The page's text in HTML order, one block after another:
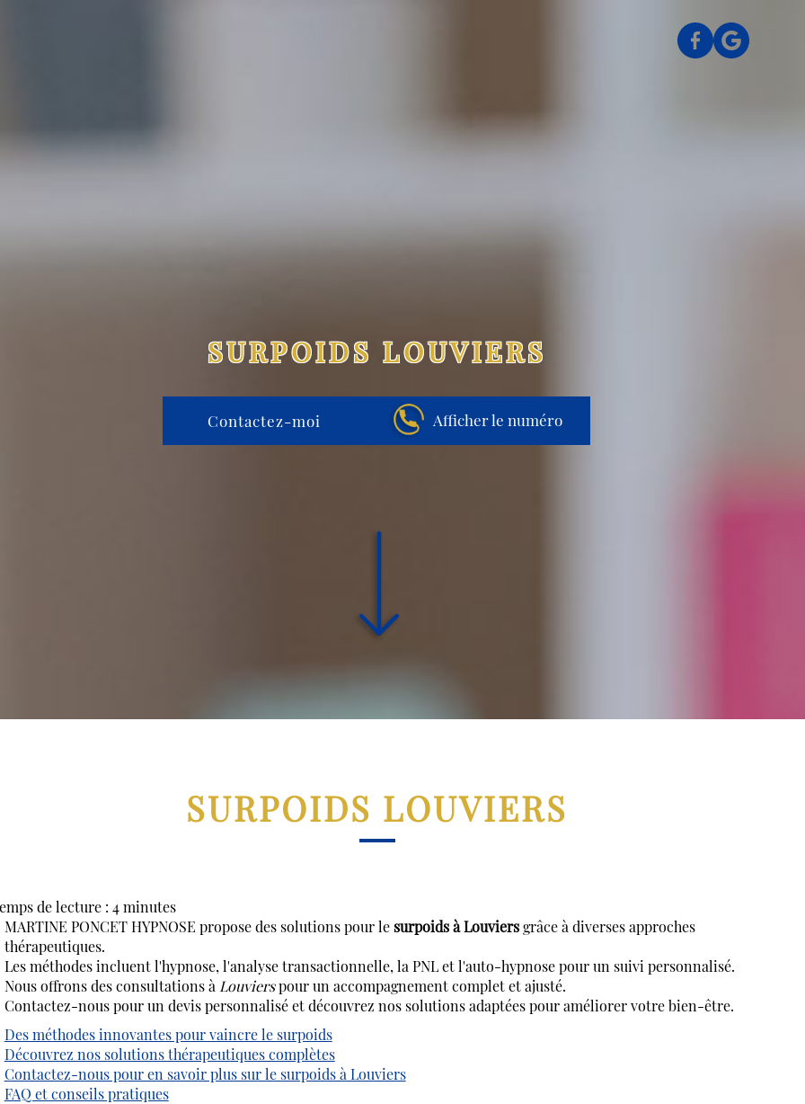
SURPOIDS LOUVIERS
Contactez-moi Afficher le numéro
SURPOIDS LOUVIERS
de lecture : 4 minutes
MARTINE PONCET HYPNOSE propose des solutions pour le surpoids à Louviersgrâce à diverses approches
thérapeutiques.
Les méthodes incluent l'hypnose, l'analyse transactionnelle, la PNL et l'auto-hypnose pour un suivi personnalisé.
Nous offrons des consultations à Louvierspour un accompagnement complet et ajusté.
Contactez-nous pour un devis personnalisé et découvrez nos solutions adaptées pour améliorer votre bien-être.
Des méthodes innovantes pour vaincre le surpoids
Découvrez nos solutions thérapeutiques complètes
Contactez-nous pour en savoir plus sur le surpoids à Louviers
FAQ et conseils pratiques